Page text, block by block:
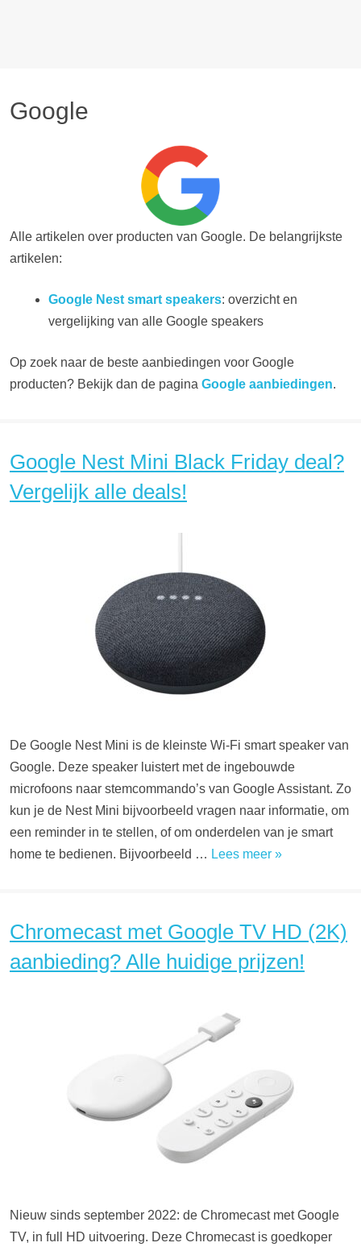
Google
Alle artikelen over producten van Google. De belangrijkste
artikelen:
Google Nest smart speakers: overzicht en
vergelijking van alle Google speakers
Op zoek naar de beste aanbiedingen voor Google
producten? Bekijk dan de pagina Google aanbiedingen.
Google Nest Mini Black Friday deal?
Vergelijk alle deals!
De Google Nest Mini is de kleinste Wi-Fi smart speaker van
Google. Deze speaker luistert met de ingebouwde
microfoons naar stemcommando’s van Google Assistant. Zo
kun je de Nest Mini bijvoorbeeld vragen naar informatie, om
een reminder in te stellen, of om onderdelen van je smart
home te bedienen. Bijvoorbeeld … Lees meer »
Chromecast met Google TV HD (2K)
aanbieding? Alle huidige prijzen!
Nieuw sinds september 2022: de Chromecast met Google
TV, in full HD uitvoering. Deze Chromecast is goedkoper